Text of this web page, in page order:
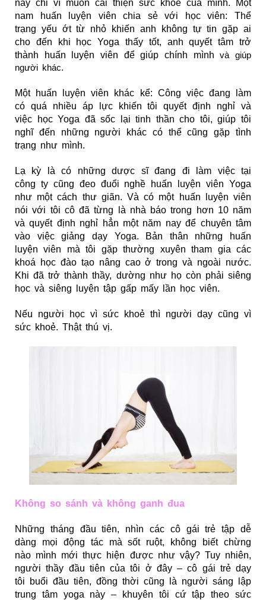
này chỉ vì muốn cải thiện sức khoẻ của mình. Một
nam huấn luyện viên chia sẻ với học viên: Thể
trạng yếu ớt từ nhỏ khiến anh không tự tin gặp ai
cho đến khi học Yoga thấy tốt, anh quyết tâm trở
thành huấn luyện viên để giúp chính mìnhvà giúp
người khác.
Một huấn luyện viên khác kể: Công việc đang làm
có quá nhiều áp lực khiến tôi quyết định nghỉ và
việc học Yoga đã sốc lại tinh thần cho tôi,giúp tôi
nghĩ đến những người khác có thể cũng gặp tình
trạng như mình.
Lạ kỳ là có những dược sĩ đang đi làm việc tại
công ty cũng đeo đuổi nghề huấn luyện viên Yoga
như một cách thư giãn. Và có một huấn luyện viên
nói với tôi cô đã từng là nhà báo trong hơn 10 năm
và quyết định nghỉ hẳn một năm nay để chuyên tâm
vào việc giảng dạy Yoga. Bản thân những huấn
luyện viên mà tôi gặp thường xuyên tham gia các
khoá học đào tạo nâng cao ở trong và ngoài nước.
Khi đã trở thành thầy, dường như họ còn phải siêng
học và siêng luyện tập gấp mấy lần học viên.
Nếu người học vì sức khoẻ thì người dạy cũng vì
sức khoẻ. Thật thú vị.
Không so sánh và không ganh đua
Những tháng đầu tiên, nhìn các cô gái trẻ tập dễ
dàng mọi động tác mà sốt ruột, không biết chừng
nào mình mới thực hiện được như vậy? Tuy nhiên,
người thầy đầu tiên của tôi ở đây – cô gái trẻ dạy
tôi buổi đầu tiên, đồng thời cũng là người sáng lập
trung tâm yoga này – khuyên tôi cứ tập theo sức